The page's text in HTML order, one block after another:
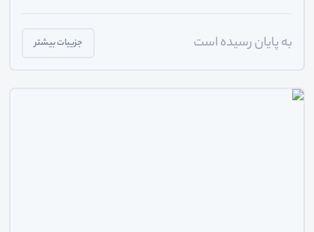
به پایان رسیده است جزییات بیشتر